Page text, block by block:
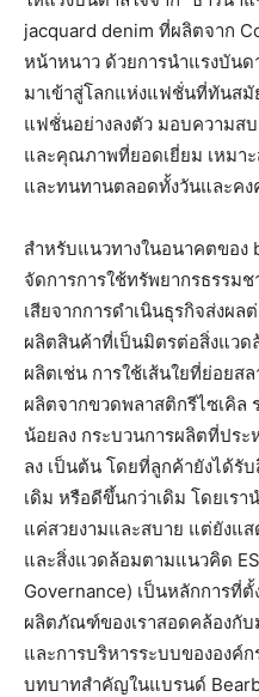
jacquard denim ที่ผลิตจาก
หน้าหนาว ด้วยการนำแรงบันด
มาเข้าสู่โลกแห่งแฟชั่นที่ทันสมั
แฟชั่นอย่างลงตัว มอบความส
และคุณภาพที่ยอดเยี่ยม เหมา
และทนทานตลอดทั้งวันและคง
สำหรับแนวทางในอนาคตของ
จัดการการใช้ทรัพยากรธรรม
เสียจากการดำเนินธุรกิจส่งผล
ผลิตสินค้าที่เป็นมิตรต่อสิ่งแวด
ผลิตเช่น การใช้เส้นใยที่ย่อยส
ผลิตจากขวดพลาสติกรีไซเคิล
น้อยลง กระบวนการผลิตที่ประ
ลง เป็นต้น โดยที่ลูกค้ายังได้รั
เดิม หรือดีขึ้นกว่าเดิม โดยเร
แค่สวยงามและสบาย แต่ยังแ
และสิ่งแวดล้อมตามแนวคิด
Governance) เป็นหลักการที่ตั้
ผลิตภัณฑ์ของเราสอดคล้องกับ
และการบริหารระบบขององค์
บทบาทสำคัญในแบรนด์